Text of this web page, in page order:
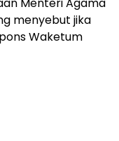
Menteri Agama
menyebut jika
Waketum